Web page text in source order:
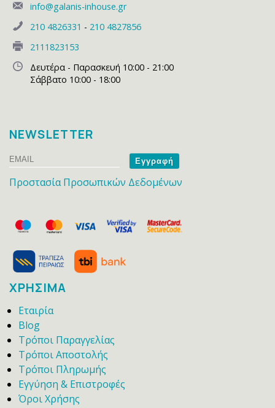
info@galanis-inhouse.gr
210 4826331 - 210 4827856
2111823153
Δευτέρα - Παρασκευή 10:00 - 21:00
Σάββατο 10:00 - 18:00
NEWSLETTER
Email
Name
Προστασία Προσωπικών Δεδομένων
ΧΡΗΣΙΜΑ
Εταιρία
Blog
Τρόποι Παραγγελίας
Τρόποι Αποστολής
Τρόποι Πληρωμής
Εγγύηση & Επιστροφές
Όροι Χρήσης